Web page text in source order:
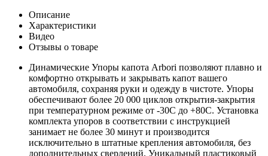
Описание
Характеристики
Видео
Отзывы о товаре
Динамические Упоры капота Arbori позволяют плавно и
комфортно открывать и закрывать капот вашего
автомобиля, сохраняя руки и одежду в чистоте. Упоры
обеспечивают более 20 000 циклов открытия-закрытия
при температурном режиме от -30C до +80C. Установка
комплекта упоров в соответствии с инструкцией
занимает не более 30 минут и производится
исключительно в штатные крепления автомобиля, без
дополнительных сверлений. Уникальный пластиковый